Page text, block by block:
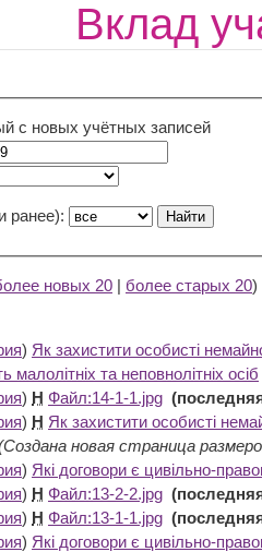
Вклад
с новых учётных записей
ранее):
новых 20 | более старых 20)
) Як захистити особисті
малолітніх та неповнолітніх осіб
) Н Файл:14-1-1.jpg
) Н Як захистити особисті
новая страница
) Які договори є цивільно-
) Н Файл:13-2-2.jpg
) Н Файл:13-1-1.jpg
) Які договори є цивільно-